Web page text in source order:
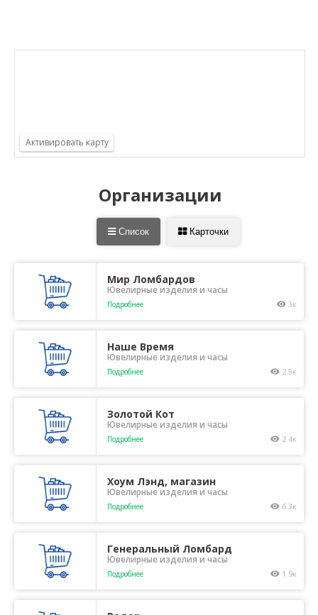
Организации
Список Карточки
Мир Ломбардов
Ювелирные изделия и часы
Подробнее 3к
Наше Время
Ювелирные изделия и часы
Подробнее 2.5к
Золотой Кот
Ювелирные изделия и часы
Подробнее 2.4к
Хоум Лэнд, магазин
Ювелирные изделия и часы
Подробнее 6.3к
Генеральный Ломбард
Ювелирные изделия и часы
Подробнее 1.9к